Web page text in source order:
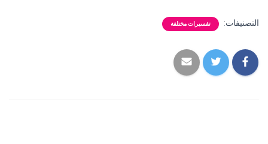
التصنيفات: تفسيرات مختلفة